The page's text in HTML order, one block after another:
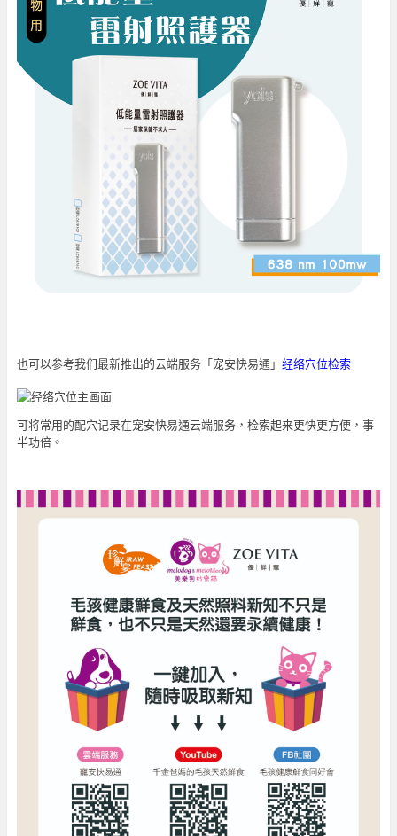
也可以参考我们最新推出的云端服务「宠安快易通」 经络穴位检索
可将常用的配穴记录在宠安快易通云端服务，检索起来更快更方便，事
半功倍。